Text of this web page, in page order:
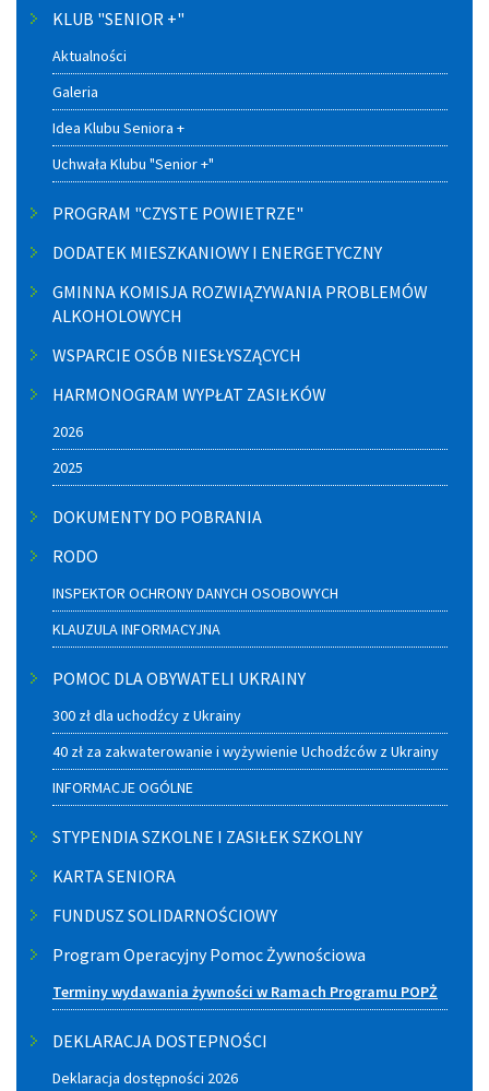
KLUB "SENIOR +"
Aktualności
Galeria
Idea Klubu Seniora +
Uchwała Klubu "Senior +"
PROGRAM "CZYSTE POWIETRZE"
DODATEK MIESZKANIOWY I ENERGETYCZNY
GMINNA KOMISJA ROZWIĄZYWANIA PROBLEMÓW
ALKOHOLOWYCH
WSPARCIE OSÓB NIESŁYSZĄCYCH
HARMONOGRAM WYPŁAT ZASIŁKÓW
2026
2025
DOKUMENTY DO POBRANIA
RODO
INSPEKTOR OCHRONY DANYCH OSOBOWYCH
KLAUZULA INFORMACYJNA
POMOC DLA OBYWATELI UKRAINY
300 zł dla uchodźcy z Ukrainy
40 zł za zakwaterowanie i wyżywienie Uchodźców z Ukrainy
INFORMACJE OGÓLNE
STYPENDIA SZKOLNE I ZASIŁEK SZKOLNY
KARTA SENIORA
FUNDUSZ SOLIDARNOŚCIOWY
Program Operacyjny Pomoc Żywnościowa
Terminy wydawania żywności w Ramach Programu POPŻ
DEKLARACJA DOSTEPNOŚCI
Deklaracja dostępności 2026